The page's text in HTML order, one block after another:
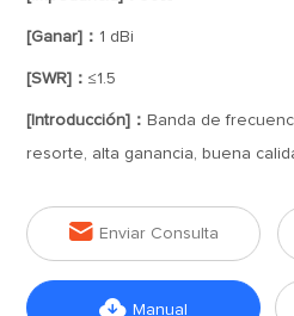
[Ganar]： 1 dBi
[SWR]：≤1.5
[Introducción]： Banda de
resorte, alta ganancia, buena
 Enviar Consulta
 Manual